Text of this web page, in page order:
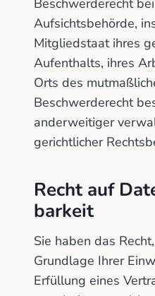
Beschwerderecht
Aufsichtsbehörde,
Mitgliedstaat ihres
Aufenthalts, ihres
Orts des
Beschwerderecht
anderweitiger
gerichtlicher
Recht auf
barkeit
Sie haben das
Grundlage Ihrer
Erfüllung eines